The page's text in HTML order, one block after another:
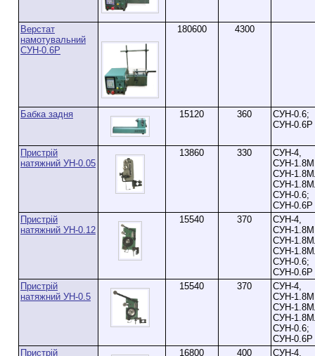
Верстат
намотувальний
СУН-0.6Р
180600 4300
Бабка задня 15120 360
СУН-0.6;
СУН-0.6Р
Пристрій
натяжний УН-0.05
13860 330
СУН-4,
СУН-
СУН-
СУН-
СУН-0.6;
СУН-0.6Р
Пристрій
натяжний УН-0.12
15540 370
СУН-4,
СУН-
СУН-
СУН-
СУН-0.6;
СУН-0.6Р
Пристрій
натяжний УН-0.5
15540 370
СУН-4,
СУН-
СУН-
СУН-
СУН-0.6;
СУН-0.6Р
Пристрій
16800 400
СУН-4,